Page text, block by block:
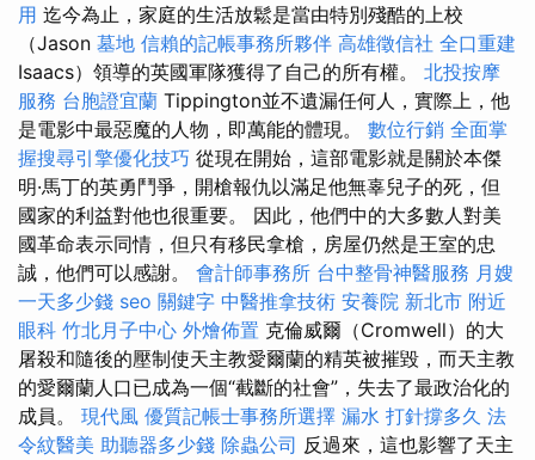
用 迄今為止，家庭的生活放鬆是當由特別殘酷的上校
（Jason 墓地 信賴的記帳事務所夥伴 高雄徵信社 全口重建
Isaacs）領導的英國軍隊獲得了自己的所有權。 北投按摩
服務 台胞證宜蘭 Tippington並不遺漏任何人，實際上，他
是電影中最惡魔的人物，即萬能的體現。 數位行銷 全面掌
握搜尋引擎優化技巧 從現在開始，這部電影就是關於本傑
明·馬丁的英勇鬥爭，開槍報仇以滿足他無辜兒子的死，但
國家的利益對他也很重要。 因此，他們中的大多數人對美
國革命表示同情，但只有移民拿槍，房屋仍然是王室的忠
誠，他們可以感謝。 會計師事務所 台中整骨神醫服務 月嫂
一天多少錢 seo 關鍵字 中醫推拿技術 安養院 新北市 附近
眼科 竹北月子中心 外燴佈置 克倫威爾（Cromwell）的大
屠殺和隨後的壓制使天主教愛爾蘭的精英被摧毀，而天主教
的愛爾蘭人口已成為一個“截斷的社會”，失去了最政治化的
成員。 現代風 優質記帳士事務所選擇 漏水 打針撐多久 法
令紋醫美 助聽器多少錢 除蟲公司 反過來，這也影響了天主